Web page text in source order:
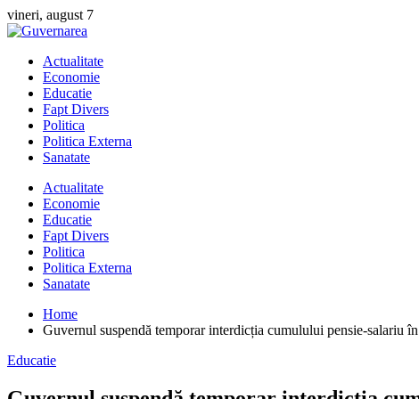
Skip
to
vineri, august 7
Actualitate
Economie
Educatie
Fapt Divers
Politica
Politica Externa
Sanatate
Actualitate
Economie
Educatie
Fapt Divers
Politica
Politica Externa
Sanatate
Home
Guvernul suspendă temporar interdicția cumulului pensie-salariu
Educatie